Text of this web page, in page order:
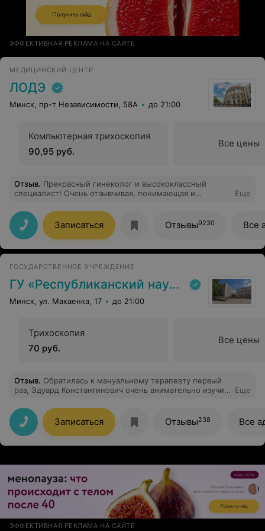
ЭФФЕКТИВНАЯ РЕКЛАМА НА САЙТЕ
МЕДИЦИНСКИЙ ЦЕНТР
ЛОДЭ
Минск, пр-т Независимости, 58А до 21:00
Компьютерная трихоскопия
90,95 руб.
Все цены
Отзыв. Прекрасный гинеколог и высококлассный
специалист! Очень отзывчивая, понимающая и
первых минут, приём проходит максимально
комфортно и без стресса. Огромное спасибо за ваш
профессионализм и тёплое отношение к пациентам!
Рекомендую от всей души
Еще
Записаться Отзывы9230 Все
ГОСУДАРСТВЕННОЕ УЧРЕЖДЕНИЕ
ГУ «Республиканский научно-практический центр медицинской экспертизы и реабилитаци»
Минск, ул. Макаенка, 17 до 21:00
Трихоскопия
70 руб.
Все цены
Отзыв. Обратилась к мануальному терапевту первый
раз, Эдуард Константинович очень внимательно изучил
с первого раза. За один сеанс снял боль, которая была
два года. Очень благодарна за помощь!
Еще
Записаться Отзывы238 Все
ЭФФЕКТИВНАЯ РЕКЛАМА НА САЙТЕ